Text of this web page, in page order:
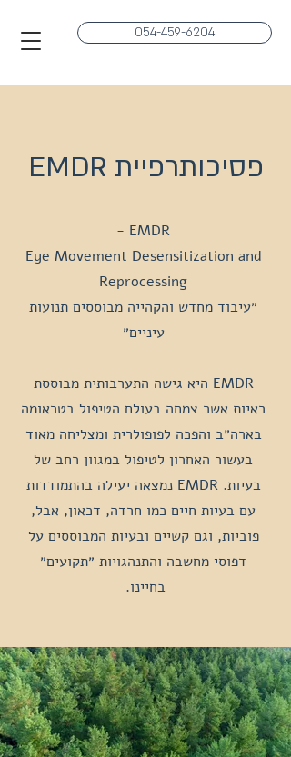
054-459-6204
פסיכותרפיית EMDR
EMDR -
Eye Movement Desensitization and
Reprocessing
״עיבוד מחדש והקהייה מבוססים תנועות
עיניים״
EMDR היא גישה התערבותית מבוססת
ראיות אשר צמחה בעולם הטיפול בטראומה
בארה״ב והפכה לפופולרית ומצליחה מאוד
בעשור האחרון לטיפול במגוון רחב של
בעיות. EMDR
נמצאה יעילה בהתמודדות
עם בעיות חיים כמו חרדה, דכאון, אבל,
פוביות, וגם קשיים ובעיות המבוססים על
דפוסי מחשבה והתנהגויות ״תקועים״
בחיינו.